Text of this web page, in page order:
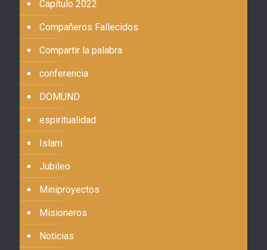
Capítulo 2022
Compañeros Fallecidos
Compartir la palabra
conferencia
DOMUND
espiritualidad
Islam
Jubileo
Miniproyectos
Misioneros
Noticias